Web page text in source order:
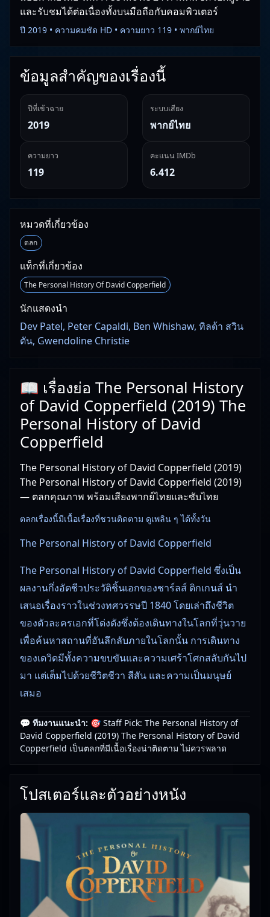
และรับชมได้ต่อเนื่องทั้งบนมือถือกับคอมพิวเตอร์
ปี 2019 • ความคมชัด HD • ความยาว 119 • พากย์ไทย
ข้อมูลสำคัญของเรื่องนี้
ปีที่เข้าฉาย
2019
ระบบเสียง
พากย์ไทย
ความยาว
119
คะแนน IMDb
6.412
หมวดที่เกี่ยวข้อง
ตลก
แท็กที่เกี่ยวข้อง
The Personal History Of David Copperfield
นักแสดงนำ
Dev Patel, Peter Capaldi, Ben Whishaw, ทิลด้า สวิน
ตัน, Gwendoline Christie
📖 เรื่องย่อ The Personal History
of David Copperfield (2019) The
Personal History of David
Copperfield
The Personal History of David Copperfield (2019)
The Personal History of David Copperfield (2019)
— ตลกคุณภาพ พร้อมเสียงพากย์ไทยและซับไทย
ตลกเรื่องนี้มีเนื้อเรื่องที่ชวนติดตาม ดูเพลิน ๆ ได้ทั้งวัน
The Personal History of David Copperfield
The Personal History of David Copperfield ซึ่งเป็น
ผลงานกึ่งอัตชีวประวัติชิ้นเอกของชาร์ลส์ ดิกเกนส์ นำ
เสนอเรื่องราวในช่วงทศวรรษปี 1840 โดยเล่าถึงชีวิต
ของตัวละครเอกที่โด่งดังซึ่งต้องเดินทางในโลกที่วุ่นวาย
เพื่อค้นหาสถานที่อันลึกลับภายในโลกนั้น การเดินทาง
ของเดวิดมีทั้งความขบขันและความเศร้าโศกสลับกันไป
มา แต่เต็มไปด้วยชีวิตชีวา สีสัน และความเป็นมนุษย์
เสมอ
🎥 อัปเดตโดยทีมงาน Free Movie 24— ตรวจสอบล่าสุด:
29/05/2026 | เกี่ยวกับเรา
💬 ทีมงานแนะนำ: 🎯 Staff Pick: The Personal History of
David Copperfield (2019) The Personal History of David
Copperfield เป็นตลกที่มีเนื้อเรื่องน่าติดตาม ไม่ควรพลาด
โปสเตอร์และตัวอย่างหนัง